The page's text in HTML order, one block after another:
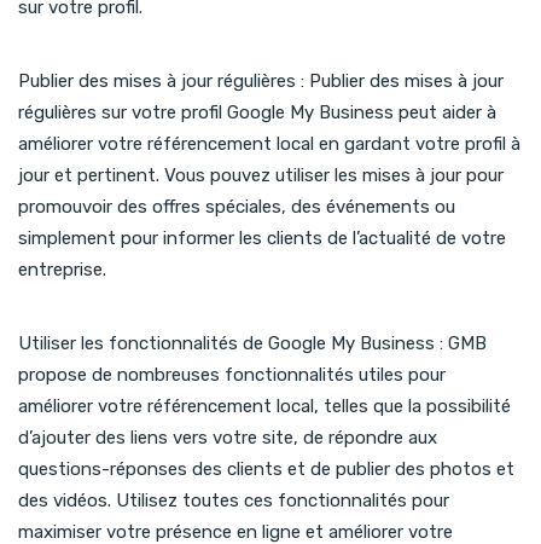
sur votre profil.
Publier des mises à jour régulières : Publier des mises à jour
régulières sur votre profil Google My Business peut aider à
améliorer votre référencement local en gardant votre profil à
jour et pertinent. Vous pouvez utiliser les mises à jour pour
promouvoir des offres spéciales, des événements ou
simplement pour informer les clients de l’actualité de votre
entreprise.
Utiliser les fonctionnalités de Google My Business : GMB
propose de nombreuses fonctionnalités utiles pour
améliorer votre référencement local, telles que la possibilité
d’ajouter des liens vers votre site, de répondre aux
questions-réponses des clients et de publier des photos et
des vidéos. Utilisez toutes ces fonctionnalités pour
maximiser votre présence en ligne et améliorer votre